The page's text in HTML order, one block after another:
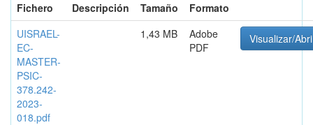
Fichero
Descripción Tamaño
Formato
UISRAEL-
EC-
MASTER-
PSIC-
378.242-
2023-
018.pdf
1,43 MB
Adobe
PDF
Visualizar/